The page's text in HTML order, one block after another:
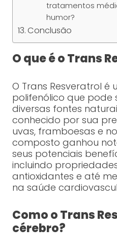
tratamentos
humor?
Conclusão
O que é o Trans
O Trans Resveratrol é
polifenólico que pode
diversas fontes
conhecido por sua
uvas, framboesas e
composto ganhou
seus potenciais
incluindo
antioxidantes e até
na saúde
Como o Trans
cérebro?